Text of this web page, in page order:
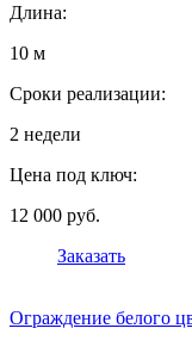
Длина:
10 м
Сроки реализации:
2 недели
Цена под ключ:
12 000 руб.
Заказать
Ограждение белого